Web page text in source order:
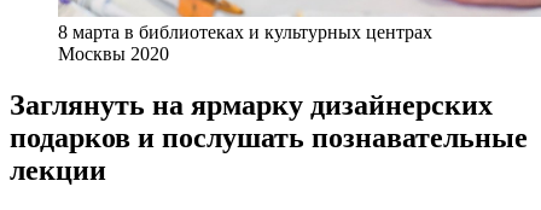
8 марта в библиотеках и культурных центрах
Москвы 2020
Заглянуть на ярмарку дизайнерских
подарков и послушать познавательные
лекции